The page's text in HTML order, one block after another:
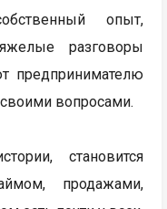
опыт,
разговоры
предпринимателю
своими вопросами.
становится
продажами,